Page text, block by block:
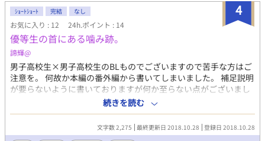
4
ｼｮｰﾄｼｮｰﾄ 完結 なし
お気に入り : 12 24h.ポイント : 14
優等生の首にある噛み跡。
諦輝@
男子高校生×男子高校生のBLものでございますので苦手な方はご
注意を。 何故か本編の番外編から書いてしまいました。 補足説明
が要らないように書いておりますが何か至らない点がございまし
たらコメント頂けると嬉しいです。 本編の方は後日別に投稿させ
て頂きます。
続きを読む
文字数 2,275 最終更新日 2018.10.28 登録日 2018.10.28